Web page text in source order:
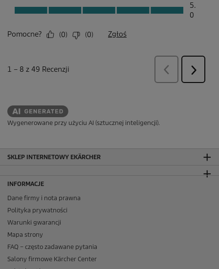
Wygenerowane przy użyciu AI (sztucznej inteligencji).
SKLEP INTERNETOWY EKÄRCHER
INFORMACJE
Dane firmy i nota prawna
Polityka prywatności
Warunki gwarancji
Mapa strony
FAQ – często zadawane pytania
Salony firmowe Kärcher Center